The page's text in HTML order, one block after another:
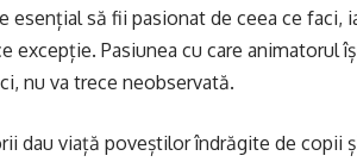
să fii pasionat de ceea ce faci,
excepție. Pasiunea cu care animatorul
nu va trece neobservată.
dau viață poveștilor îndrăgite de copii